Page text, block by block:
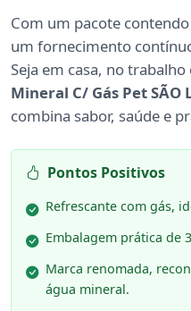
Com um pacote contendo
um fornecimento
Seja em casa, no
Mineral C/ Gás Pet SÃO
combina sabor, saúde e
Pontos Positivos
Refrescante com gás,
Embalagem prática de
Marca renomada,
água mineral.